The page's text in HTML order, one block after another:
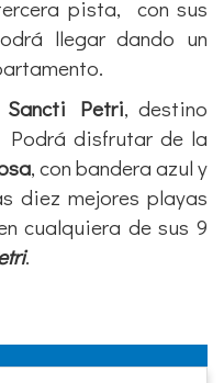
pista,
con sus
llegar dando un
Sancti Petri, destino
Podrá disfrutar de la
, con bandera azul y
diez mejores playas
cualquiera de sus 9
.